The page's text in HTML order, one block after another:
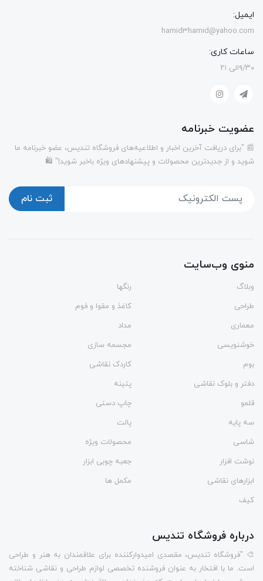
ایمیل:
hamid3hamid@yahoo.com
ساعات کاری:
۹/۳۰الی ۲۱
عضویت خبرنامه
📰 "برای دریافت آخرین اخبار و اطلاعیه‌های فروشگاه تندیس، عضو خبرنامه ما
شوید و از جدیدترین محصولات و پیشنهادهای ویژه باخبر شوید!" 🛍️
ثبت نام
منوی وب‌سایت
وبلاگ
رنگها
طراحی
کاغذ و مقوا و فوم
معماری
مداد
خوشنویسی
مجسمه سازی
بوم
کاردک نقاشی
دفتر و بلوک نقاشی
پتینه
قلمو
چاپ دستی
سه پایه
پالت
شاسی
محصولات ویژه
نوشت افزار
جعبه چوبی ابزار
ابزارهای نقاشی
مکمل ها
کیف
درباره فروشگاه تندیس
🎨 "فروشگاه تندیس، مقصدی امیدوارکننده برای علاقمندان به هنر و طراحی
است. ما با افتخار به عنوان فروشنده تخصصی لوازم طراحی و نقاشی شناخته